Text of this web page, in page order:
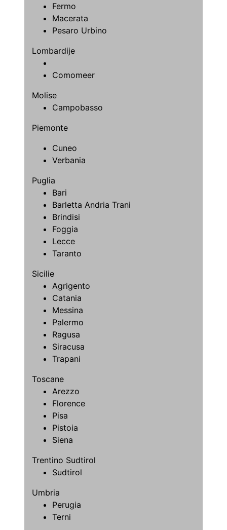
Fermo
Macerata
Pesaro Urbino
Lombardije
Comomeer
Molise
Campobasso
Piemonte
Cuneo
Verbania
Puglia
Bari
Barletta Andria Trani
Brindisi
Foggia
Lecce
Taranto
Sicilie
Agrigento
Catania
Messina
Palermo
Ragusa
Siracusa
Trapani
Toscane
Arezzo
Florence
Pisa
Pistoia
Siena
Trentino Sudtirol
Sudtirol
Umbria
Perugia
Terni